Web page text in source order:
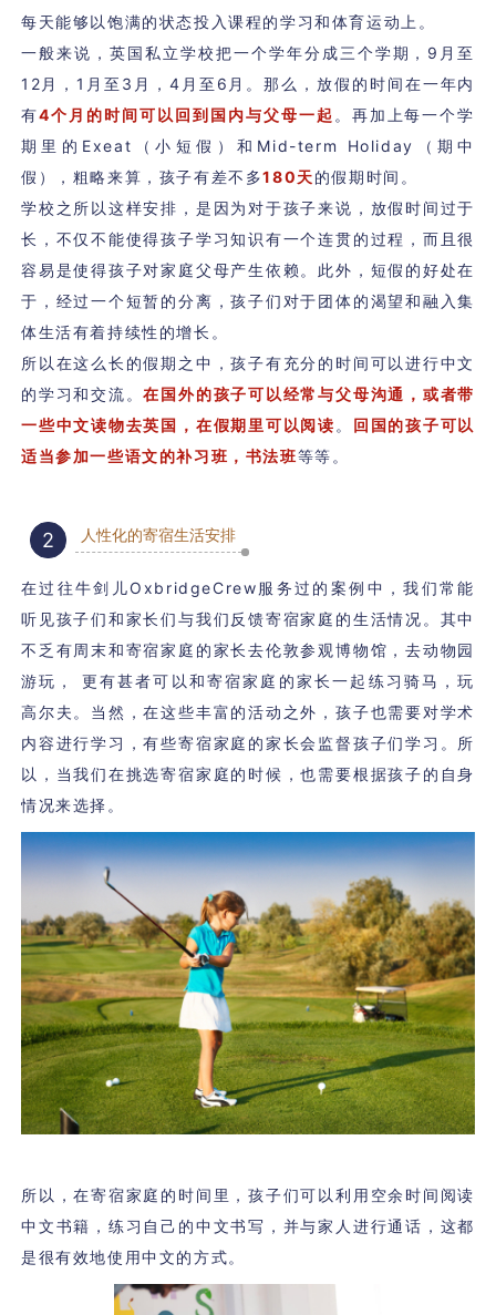
每天能够以饱满的状态投入课程的学习和体育运动上。
一般来说，英国私立学校把一个学年分成三个学期，9月至
12月，1月至3月，4月至6月。那么，放假的时间在一年内
有4个月的时间可以回到国内与父母一起 。再加上每一个学
期里的Exeat（小短假）和Mid-term Holiday（期中
假），粗略来算，孩子有差不多180天的假期时间。
学校之所以这样安排，是因为对于孩子来说，放假时间过于
长，不仅不能使得孩子学习知识有一个连贯的过程，而且很
容易是使得孩子对家庭父母产生依赖。此外，短假的好处在
于，经过一个短暂的分离，孩子们对于团体的渴望和融入集
体生活有着持续性的增长。
所以在这么长的假期之中，孩子有充分的时间可以进行中文
的学习和交流。在国外的孩子可以经常与父母沟通，或者带
一些中文读物去英国，在假期里可以阅读 。 回国的孩子可以
适当参加一些语文的补习班，书法班等等。
2 人性化的寄宿生活安排
在过往牛剑儿OxbridgeCrew服务过的案例中，我们常能
听见孩子们和家长们与我们反馈寄宿家庭的生活情况。其中
不乏有周末和寄宿家庭的家长去伦敦参观博物馆，去动物园
游玩， 更有甚者可以和寄宿家庭的家长一起练习骑马，玩
高尔夫。当然，在这些丰富的活动之外，孩子也需要对学术
内容进行学习，有些寄宿家庭的家长会监督孩子们学习。所
以，当我们在挑选寄宿家庭的时候，也需要根据孩子的自身
情况来选择。
所以，在寄宿家庭的时间里，孩子们可以利用空余时间阅读
中文书籍，练习自己的中文书写，并与家人进行通话，这都
是很有效地使用中文的方式。